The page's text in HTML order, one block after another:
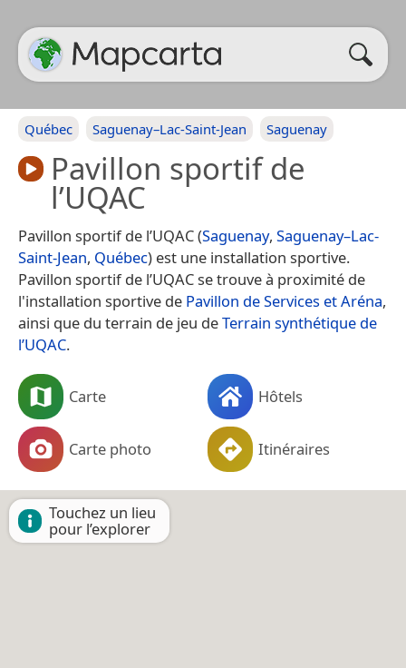
Québec Saguenay–Lac-Saint-Jean Saguenay
Pavillon sportif de
l’UQAC
Pavillon sportif de l’UQAC (Saguenay, Saguenay–Lac-
Saint-Jean, Québec) est une installation sportive.
Pavillon sportif de l’UQAC se trouve à proximité de
l'installation sportive de Pavillon de Services et Aréna,
ainsi que du terrain de jeu deTerrain synthétique de
l’UQAC.
Carte Hôtels
Carte photo Itinéraires
Touchez un lieu
pour l’explorer